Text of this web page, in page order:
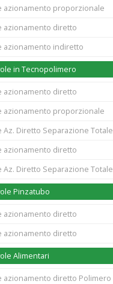
azionamento proporzionale
azionamento diretto
azionamento indiretto
in Tecnopolimero
azionamento diretto
azionamento proporzionale
Az. Diretto Separazione Totale
azionamento diretto
Az. Diretto Separazione Totale
Pinzatubo
azionamento diretto
azionamento diretto
Alimentari
azionamento diretto Polimero